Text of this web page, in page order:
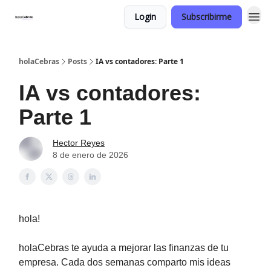
Login Subscribirme
holaCebras Posts IA vs contadores: Parte 1
IA vs contadores:
Parte 1
Hector Reyes
8 de enero de 2026
hola!
holaCebras te ayuda a mejorar las finanzas de tu
empresa. Cada dos semanas comparto mis ideas